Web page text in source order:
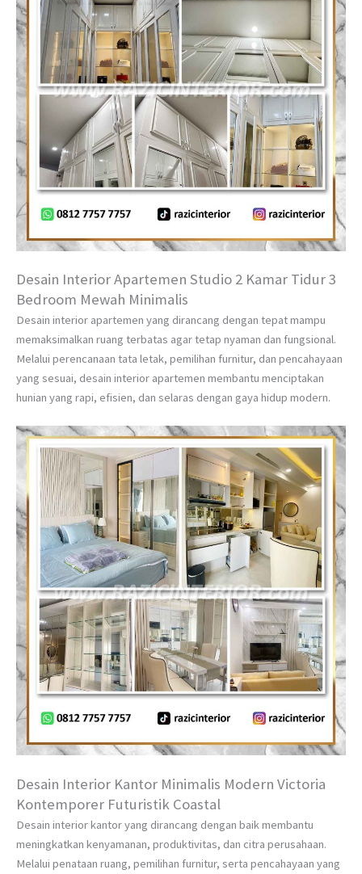
Desain Interior Apartemen Studio 2 Kamar Tidur 3
Bedroom Mewah Minimalis
Desain interior apartemen yang dirancang dengan tepat mampu
memaksimalkan ruang terbatas agar tetap nyaman dan fungsional.
Melalui perencanaan tata letak, pemilihan furnitur, dan pencahayaan
yang sesuai, desain interior apartemen membantu menciptakan
hunian yang rapi, efisien, dan selaras dengan gaya hidup modern.
Desain Interior Kantor Minimalis Modern Victoria
Kontemporer Futuristik Coastal
Desain interior kantor yang dirancang dengan baik membantu
meningkatkan kenyamanan, produktivitas, dan citra perusahaan.
Melalui penataan ruang, pemilihan furnitur, serta pencahayaan yang